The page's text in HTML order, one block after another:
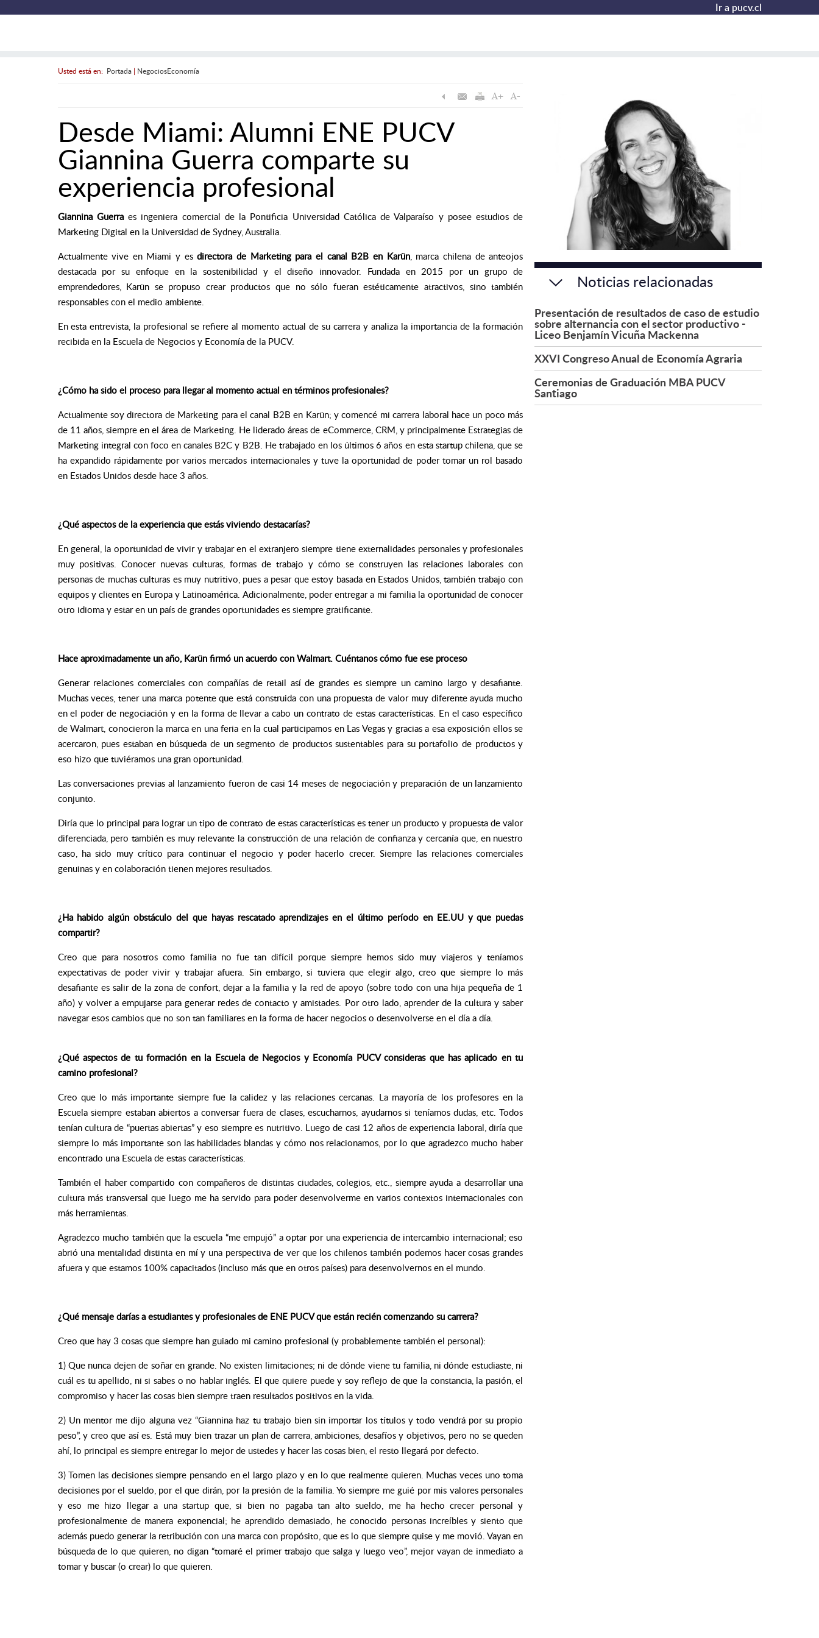
Ir a pucv.cl
Usted está en: Portada| NegociosEconomía
Desde Miami: Alumni ENE PUCV
Giannina Guerra comparte su
experiencia profesional
Giannina Guerraes ingeniera comercial de la Pontificia Universidad Católica de Valparaíso y posee estudios de
Marketing Digital en la Universidad de Sydney, Australia.
Actualmente vive en Miami y esdirectora de Marketing para el canal B2B en Karün, marca chilena de anteojos
destacada por su enfoque en la sostenibilidad y el diseño innovador. Fundada en 2015 por un grupo de
emprendedores, Karün se propuso crear productos que no sólo fueran estéticamente atractivos, sino también
responsables con el medio ambiente.
En esta entrevista, la profesional se refiere al momento actual de su carrera y analiza la importancia de la formación
recibida en la Escuela de Negocios y Economía de la PUCV.
¿Cómo ha sido el proceso para llegar al momento actual en términos profesionales?
Actualmente soy directora de Marketing para el canal B2B en Karün; y comencé mi carrera laboral hace un poco más
de 11 años, siempre en el área de Marketing. He liderado áreas de eCommerce, CRM, y principalmente Estrategias de
Marketing integral con foco en canales B2C y B2B. He trabajado en los últimos 6 años en esta startup chilena, que se
ha expandido rápidamente por varios mercados internacionales y tuve la oportunidad de poder tomar un rol basado
en Estados Unidos desde hace 3 años.
¿Qué aspectos de la experiencia que estás viviendo destacarías?
En general, la oportunidad de vivir y trabajar en el extranjero siempre tiene externalidades personales y profesionales
muy positivas. Conocer nuevas culturas, formas de trabajo y cómo se construyen las relaciones laborales con
personas de muchas culturas es muy nutritivo, pues a pesar que estoy basada en Estados Unidos, también trabajo con
equipos y clientes en Europa y Latinoamérica. Adicionalmente, poder entregar a mi familia la oportunidad de conocer
otro idioma y estar en un país de grandes oportunidades es siempre gratificante.
Hace aproximadamente un año, Karün firmó un acuerdo con Walmart. Cuéntanos cómo fue ese proceso
Generar relaciones comerciales con compañías de retail así de grandes es siempre un camino largo y desafiante.
Muchas veces, tener una marca potente que está construida con una propuesta de valor muy diferente ayuda mucho
en el poder de negociación y en la forma de llevar a cabo un contrato de estas características. En el caso específico
de Walmart, conocieron la marca en una feria en la cual participamos en Las Vegas y gracias a esa exposición ellos se
acercaron, pues estaban en búsqueda de un segmento de productos sustentables para su portafolio de productos y
eso hizo que tuviéramos una gran oportunidad.
Las conversaciones previas al lanzamiento fueron de casi 14 meses de negociación y preparación de un lanzamiento
conjunto.
Diría que lo principal para lograr un tipo de contrato de estas características es tener un producto y propuesta de valor
diferenciada, pero también es muy relevante la construcción de una relación de confianza y cercanía que, en nuestro
caso, ha sido muy crítico para continuar el negocio y poder hacerlo crecer. Siempre las relaciones comerciales
genuinas y en colaboración tienen mejores resultados.
¿Ha habido algún obstáculo del que hayas rescatado aprendizajes en el último período en EE.UU y que puedas
compartir?
Creo que para nosotros como familia no fue tan difícil porque siempre hemos sido muy viajeros y teníamos
expectativas de poder vivir y trabajar afuera. Sin embargo, si tuviera que elegir algo, creo que siempre lo más
desafiante es salir de la zona de confort, dejar a la familia y la red de apoyo (sobre todo con una hija pequeña de 1
año) y volver a empujarse para generar redes de contacto y amistades. Por otro lado, aprender de la cultura y saber
navegar esos cambios que no son tan familiares en la forma de hacer negocios o desenvolverse en el día a día.
¿Qué aspectos de tu formación en la Escuela de Negocios y Economía PUCV consideras que has aplicado en tu
camino profesional?
Creo que lo más importante siempre fue la calidez y las relaciones cercanas. La mayoría de los profesores en la
Escuela siempre estaban abiertos a conversar fuera de clases, escucharnos, ayudarnos si teníamos dudas, etc. Todos
tenían cultura de “puertas abiertas” y eso siempre es nutritivo. Luego de casi 12 años de experiencia laboral, diría que
siempre lo más importante son las habilidades blandas y cómo nos relacionamos, por lo que agradezco mucho haber
encontrado una Escuela de estas características.
También el haber compartido con compañeros de distintas ciudades, colegios, etc., siempre ayuda a desarrollar una
cultura más transversal que luego me ha servido para poder desenvolverme en varios contextos internacionales con
más herramientas.
Agradezco mucho también que la escuela “me empujó” a optar por una experiencia de intercambio internacional; eso
abrió una mentalidad distinta en mí y una perspectiva de ver que los chilenos también podemos hacer cosas grandes
afuera y que estamos 100% capacitados (incluso más que en otros países) para desenvolvernos en el mundo.
¿Qué mensaje darías a estudiantes y profesionales de ENE PUCV que están recién comenzando su carrera?
Creo que hay 3 cosas que siempre han guiado mi camino profesional (y probablemente también el personal):
1) Que nunca dejen de soñar en grande. No existen limitaciones; ni de dónde viene tu familia, ni dónde estudiaste, ni
cuál es tu apellido, ni si sabes o no hablar inglés. El que quiere puede y soy reflejo de que la constancia, la pasión, el
compromiso y hacer las cosas bien siempre traen resultados positivos en la vida.
2) Un mentor me dijo alguna vez “Giannina haz tu trabajo bien sin importar los títulos y todo vendrá por su propio
peso”, y creo que así es. Está muy bien trazar un plan de carrera, ambiciones, desafíos y objetivos, pero no se queden
ahí, lo principal es siempre entregar lo mejor de ustedes y hacer las cosas bien, el resto llegará por defecto.
3) Tomen las decisiones siempre pensando en el largo plazo y en lo que realmente quieren. Muchas veces uno toma
decisiones por el sueldo, por el que dirán, por la presión de la familia. Yo siempre me guié por mis valores personales
y eso me hizo llegar a una startup que, si bien no pagaba tan alto sueldo, me ha hecho crecer personal y
profesionalmente de manera exponencial; he aprendido demasiado, he conocido personas increíbles y siento que
además puedo generar la retribución con una marca con propósito, que es lo que siempre quise y me movió. Vayan en
búsqueda de lo que quieren, no digan “tomaré el primer trabajo que salga y luego veo”, mejor vayan de inmediato a
tomar y buscar (o crear) lo que quieren.
Noticias relacionadas
Presentación de resultados de caso de estudio
sobre alternancia con el sector productivo -
Liceo Benjamín Vicuña Mackenna
XXVI Congreso Anual de Economía Agraria
Ceremonias de Graduación MBA PUCV
Santiago